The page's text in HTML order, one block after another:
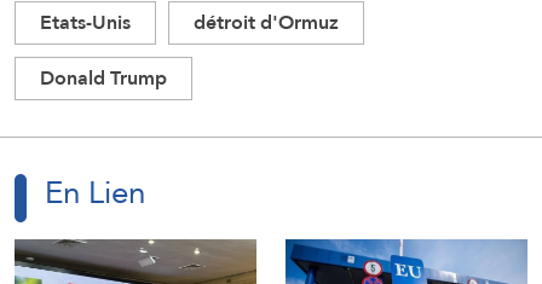
Etats-Unis
détroit d'Ormuz
Donald Trump
En Lien